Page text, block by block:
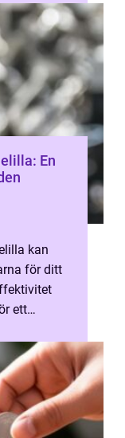
En
kan
för ditt
ett